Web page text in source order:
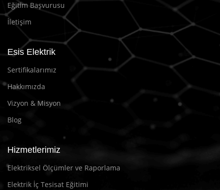
Eğitim Başvurusu
İletişim
Esis Elektrik
Sertifikalarımız
Hakkımızda
Vizyon & Misyon
Blog
Hizmetlerimiz
Elektriksel Ölçümler ve Raporlama
Elektrik İç Tesisat Eğitimi